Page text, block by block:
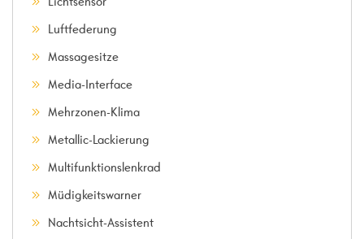
Luftfederung
Massagesitze
Media-Interface
Mehrzonen-Klima
Metallic-Lackierung
Multifunktionslenkrad
Müdigkeitswarner
Nachtsicht-Assistent